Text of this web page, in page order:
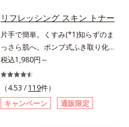
指します。無油分・無着色・無香
不使用(*5)・パラベンフリー、6つ
のフリー処方で徹底的に肌に寄り添
います。*1 乾燥と敏感をくり返す
こと*2 敏感肌対象連用テスト済
（すべての方のお肌に合うというこ
とではありません）*3 乾燥して敏
リフレッシング スキン トナー
片手で簡単。くすみ(*1)知らずのま
っさら肌へ。ポンプ式ふき取り化粧
水。くすみ(*1)知らずのまっさら肌
へ。洗顔後すぐの肌に使う、ポンプ
式のふき取り化粧水です。ポンプ式
だから簡単。片手でぷしゅっと押す
だけでコットンに含ませられます。
税込1,980円～
（4.53 / 119件）
キャンペーン
通販限定